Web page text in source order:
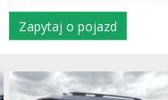
Zapytaj o pojazd